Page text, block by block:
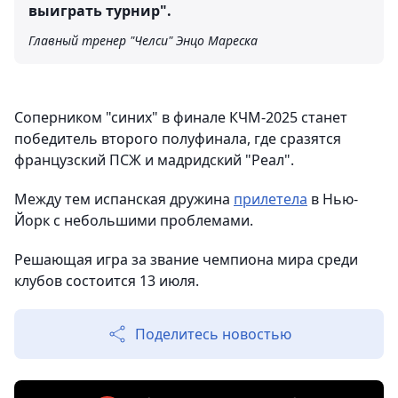
выиграть турнир".
Главный тренер "Челси" Энцо Мареска
Соперником "синих" в финале КЧМ-2025 станет
победитель второго полуфинала, где сразятся
французский ПСЖ и мадридский "Реал".
Между тем испанская дружина прилетела в Нью-
Йорк с небольшими проблемами.
Решающая игра за звание чемпиона мира среди
клубов состоится 13 июля.
Поделитесь новостью